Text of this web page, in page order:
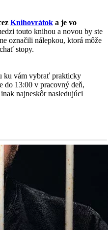
Knihovrátok a je vo
touto knihou a novou by ste
označili nálepkou, ktorá môže
stopy.
ku vám vybrať prakticky
do 13:00 v pracovný deň,
najneskôr nasledujúci